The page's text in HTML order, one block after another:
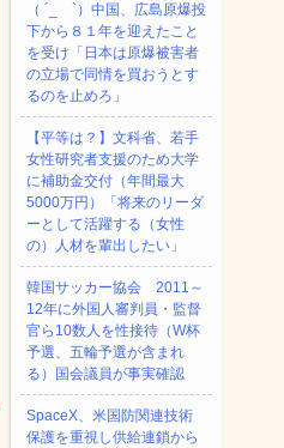
（ ´_ゝ`）中国、広島原爆投
下から８１年を迎えたこと
を受け「日本は原爆被害者
の立場で同情を買おうとす
るのを止めろ」
【平等は？】文科省、若手
女性研究者支援のため大学
に補助金交付（年間最大
5000万円）「将来のリーダ
ーとして活躍する（女性
の）人材を輩出したい」
韓国サッカー協会 2011～
12年に外国人審判員・監督
官ら10数人を性接待（W杯
予選、五輪予選が含まれ
る）国会議員が事実確認
SpaceX、米国防関連技術
保護を重視し供給連鎖から